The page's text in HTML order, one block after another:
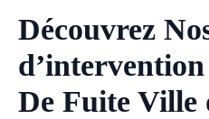
Découvrez
De Fuite Ville